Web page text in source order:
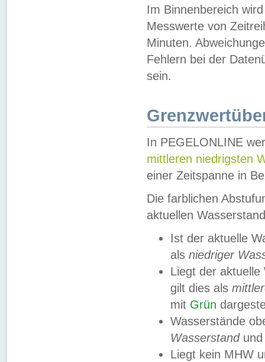
Im Binnenbereich
Messwerte von
Minuten.
Fehlern bei der
sein.
In PEGELONLINE
mittleren niedrigsten
einer Zeitspanne in
Die farblichen
aktuellen
Ist der aktuelle
als niedriger
Liegt der
gilt dies als
mit Grün
Wasserstände
Wasserstandund
Liegt kein MHW